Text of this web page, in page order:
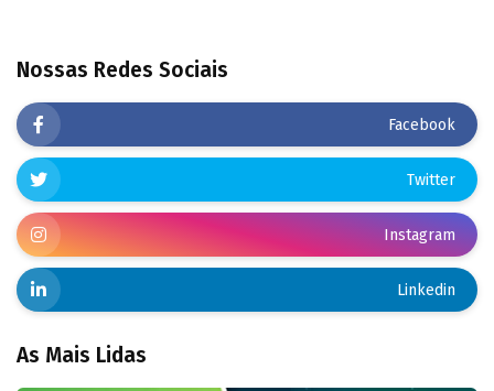
Nossas Redes Sociais
Facebook
Twitter
Instagram
Linkedin
As Mais Lidas